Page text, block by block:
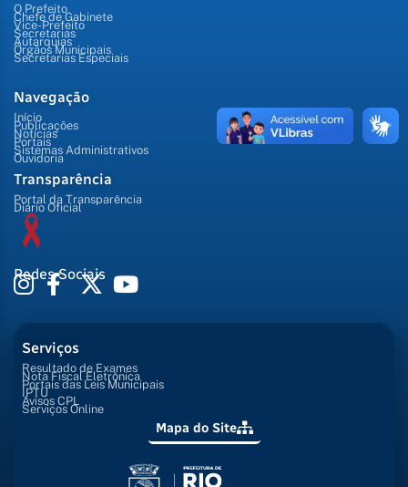
O Prefeito
Chefe de Gabinete
Vice-Prefeito
Secretarias
Autarquias
Órgãos Municipais
Secretarias Especiais
Navegação
Início
Publicações
Notícias
Portais
Sistemas Administrativos
Ouvidoria
Transparência
Portal da Transparência
Diário Oficial
Redes Sociais
Serviços
Resultado de Exames
Nota Fiscal Eletrônica
Portais das Leis Municipais
IPTU
Avisos CPL
Serviços Online
Mapa do Site